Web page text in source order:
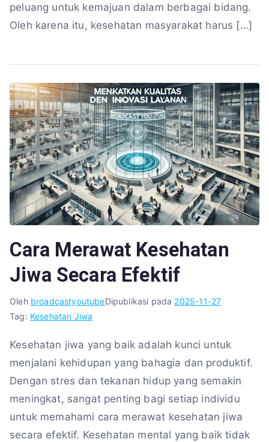
peluang untuk kemajuan dalam berbagai bidang.
Oleh karena itu, kesehatan masyarakat harus […]
Cara Merawat Kesehatan
Jiwa Secara Efektif
Oleh broadcastyoutubeDipublikasi pada 2025-11-27
Tag: Kesehatan Jiwa
Kesehatan jiwa yang baik adalah kunci untuk
menjalani kehidupan yang bahagia dan produktif.
Dengan stres dan tekanan hidup yang semakin
meningkat, sangat penting bagi setiap individu
untuk memahami cara merawat kesehatan jiwa
secara efektif. Kesehatan mental yang baik tidak